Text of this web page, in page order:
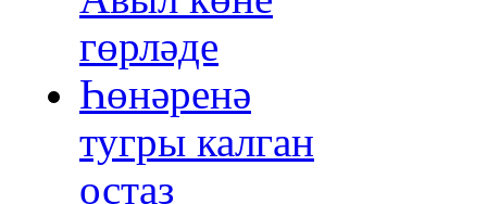
гөрләде
Һөнәренә
тугры калган
остаз